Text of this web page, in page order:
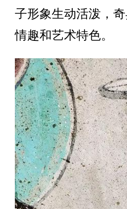
子形象生动活泼，
情趣和艺术特色。